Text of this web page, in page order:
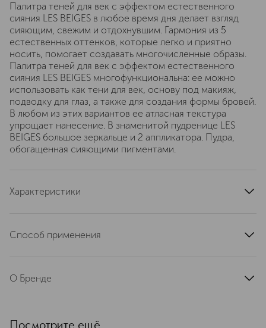
Палитра теней для век с эффектом естественного
сияния LES BEIGES в любое время дня делает взгляд
сияющим, свежим и отдохнувшим. Гармония из 5
естественных оттенков, которые легко и приятно
носить, помогает создавать многочисленные образы.
Палитра теней для век с эффектом естественного
сияния LES BEIGES многофункциональна: ее можно
использовать как тени для век, основу под макияж,
подводку для глаз, а также для создания формы бровей.
В любом из этих вариантов ее атласная текстура
упрощает нанесение. В знаменитой пудренице LES
BEIGES большое зеркальце и 2 аппликатора. Пудра,
обогащенная сияющими пигментами.
Характеристики
артикул
Способ применения
аппликатор – для подводки глаз и для бровей, а кисть –
О Бренде
Сегодня в коллекции более 140